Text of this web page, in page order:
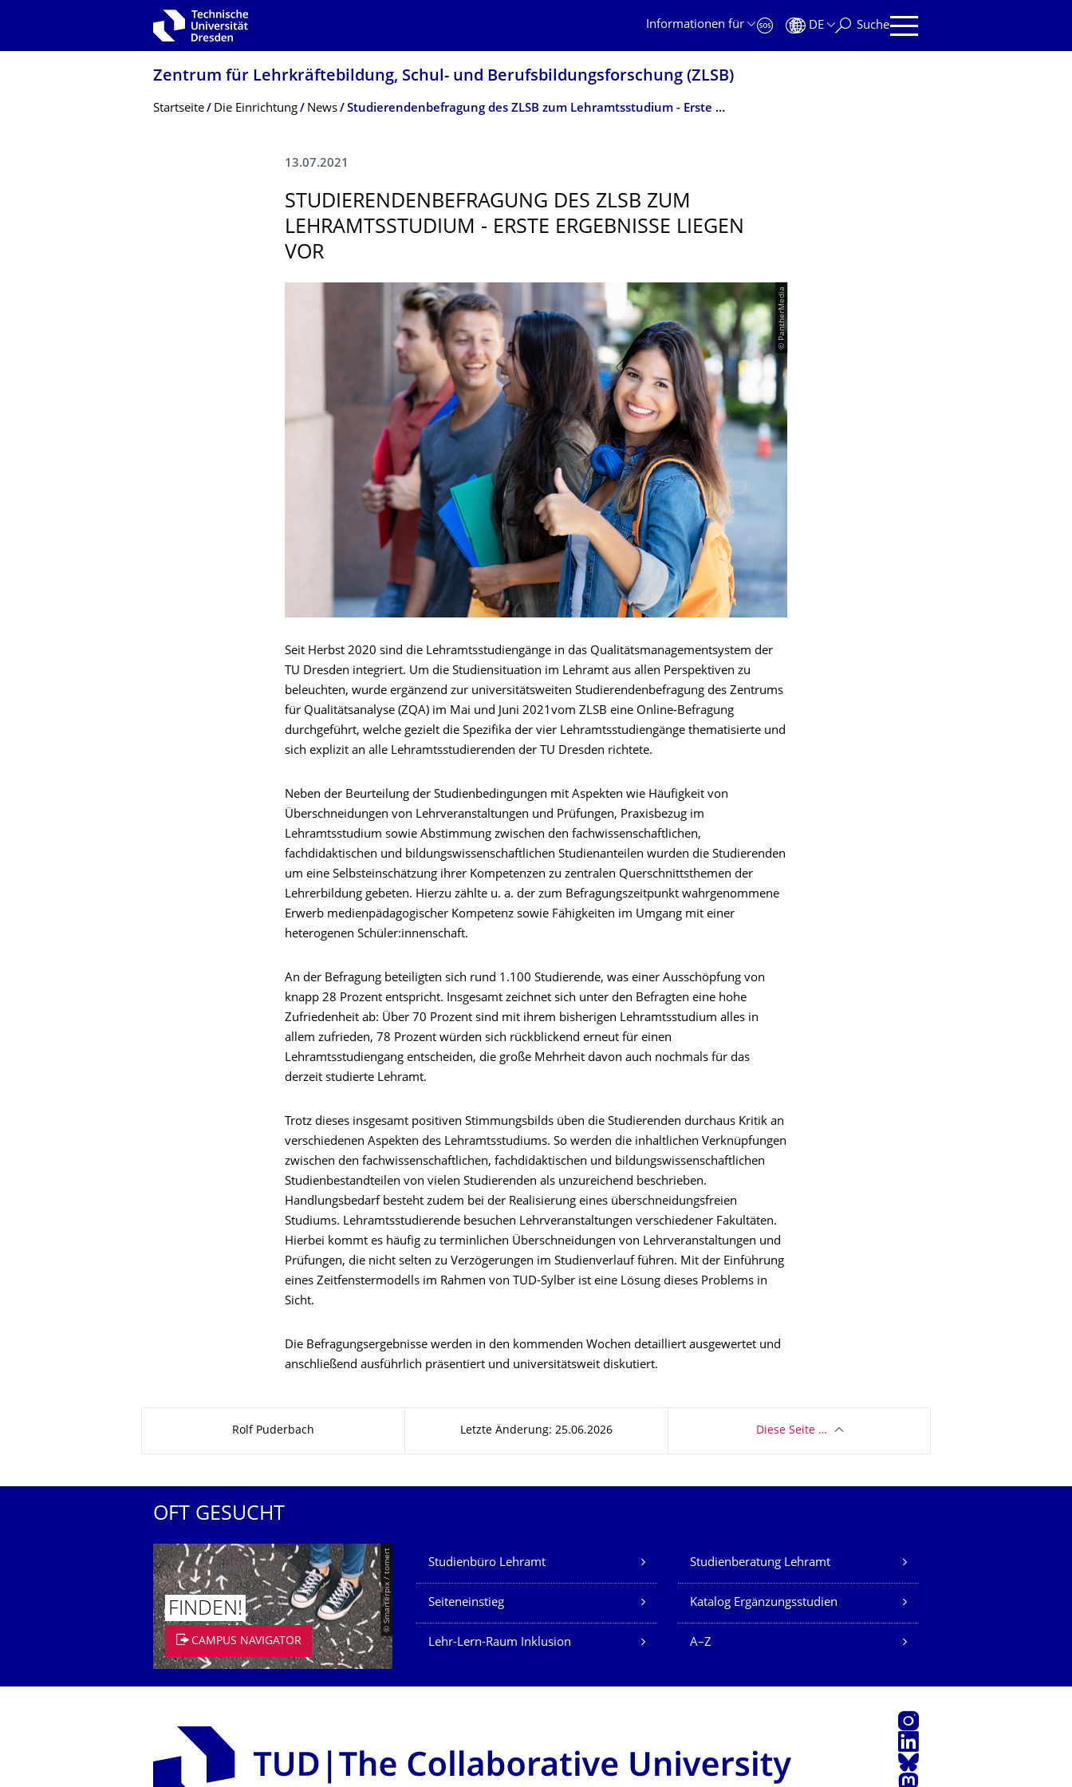
Zur Hauptnavigation springen
Informationen für
DE Suche
Zentrum für Lehrkräftebildung, Schul- und Berufsbildungsfor­schung (ZLSB)
Breadcrumb-Menü
Startseite Die Einrichtung News Studierendenbefragung des ZLSB zum Lehramtsstudium - Erste Ergebnisse liegen vor
13.07.2021
STUDIERENDENBE­FRAGUNG DES ZLSB ZUM
LEHRAMTSSTUDIUM - ERSTE ERGEBNISSE LIEGEN
VOR
© PantherMedia
Seit Herbst 2020 sind die Lehramtsstudiengänge in das Qualitätsmanagementsystem der
TU Dresden integriert. Um die Studiensituation im Lehramt aus allen Perspektiven zu
beleuchten, wurde ergänzend zur universitätsweiten Studierendenbefragung des Zentrums
für Qualitätsanalyse (ZQA) im Mai und Juni 2021vom ZLSB eine Online-Befragung
durchgeführt, welche gezielt die Spezifika der vier Lehramtsstudiengänge thematisierte und
sich explizit an alle Lehramtsstudierenden der TU Dresden richtete.
Neben der Beurteilung der Studienbedingungen mit Aspekten wie Häufigkeit von
Überschneidungen von Lehrveranstaltungen und Prüfungen, Praxisbezug im
Lehramtsstudium sowie Abstimmung zwischen den fachwissenschaftlichen,
fachdidaktischen und bildungswissenschaftlichen Studienanteilen wurden die Studierenden
um eine Selbsteinschätzung ihrer Kompetenzen zu zentralen Querschnittsthemen der
Lehrerbildung gebeten. Hierzu zählte u. a. der zum Befragungszeitpunkt wahrgenommene
Erwerb medienpädagogischer Kompetenz sowie Fähigkeiten im Umgang mit einer
heterogenen Schüler:innenschaft.
An der Befragung beteiligten sich rund 1.100 Studierende, was einer Ausschöpfung von
knapp 28 Prozent entspricht. Insgesamt zeichnet sich unter den Befragten eine hohe
Zufriedenheit ab: Über 70 Prozent sind mit ihrem bisherigen Lehramtsstudium alles in
allem zufrieden, 78 Prozent würden sich rückblickend erneut für einen
Lehramtsstudiengang entscheiden, die große Mehrheit davon auch nochmals für das
derzeit studierte Lehramt.
Trotz dieses insgesamt positiven Stimmungsbilds üben die Studierenden durchaus Kritik an
verschiedenen Aspekten des Lehramtsstudiums. So werden die inhaltlichen Verknüpfungen
zwischen den fachwissenschaftlichen, fachdidaktischen und bildungswissenschaftlichen
Studienbestandteilen von vielen Studierenden als unzureichend beschrieben.
Handlungsbedarf besteht zudem bei der Realisierung eines überschneidungsfreien
Studiums. Lehramtsstudierende besuchen Lehrveranstaltungen verschiedener Fakultäten.
Hierbei kommt es häufig zu terminlichen Überschneidungen von Lehrveranstaltungen und
Prüfungen, die nicht selten zu Verzögerungen im Studienverlauf führen. Mit der Einführung
eines Zeitfenstermodells im Rahmen von TUD-Sylber ist eine Lösung dieses Problems in
Sicht.
Die Befragungsergebnisse werden in den kommenden Wochen detailliert ausgewertet und
anschließend ausführlich präsentiert und universitätsweit diskutiert.
Rolf Puderbach Letzte Änderung: 25.06.2026 Diese Seite …
OFT GESUCHT
© Smarterpix / tomert
FINDEN!
CAMPUS NAVIGATOR
Unsere Dienste
Studienbüro Lehramt Studienberatung Lehramt
Seiteneinstieg Katalog Ergänzungsstudien
Lehr-Lern-Raum Inklusion A–Z
Instagram
LinkedIn
Bluesky
Mastodon